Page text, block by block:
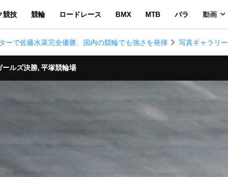
競技 競輪 ロードレース BMX MTB パラ 動画
ーで佐藤水菜完全優勝、国内の競輪でも強さを発揮 写真ギャラリー
ールズ決勝, 平塚競輪場